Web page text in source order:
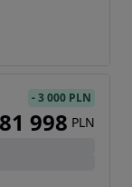
-3 000 PLN
81 998 PLN